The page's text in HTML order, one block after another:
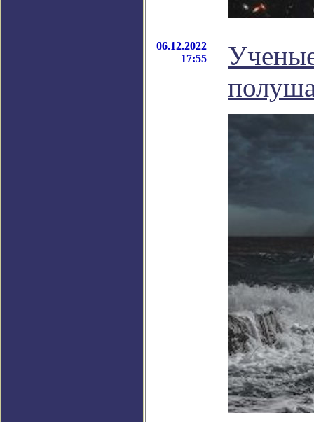
06.12.2022
17:55